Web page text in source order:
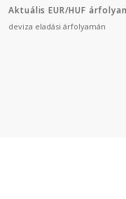
Aktuális EUR/HUF
deviza eladási árfolyamán